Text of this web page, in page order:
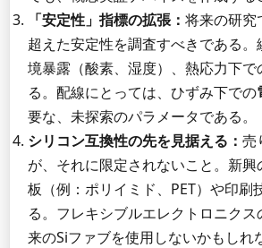
「安定性」指標の拡張： 将来の研究
超えた安定性を調査すべきである
境暴露（酸素、湿度）、熱応力下で
る。配線にとっては、ひずみ下での
要な、未探索のパラメータである。
シリコン互換性の先を見据える： 売
が、それに限定されないこと。新
板（例：ポリイミド、PET）や印刷
る。フレキシブルエレクトロニク
来のSiファブを使用しないかもしれ